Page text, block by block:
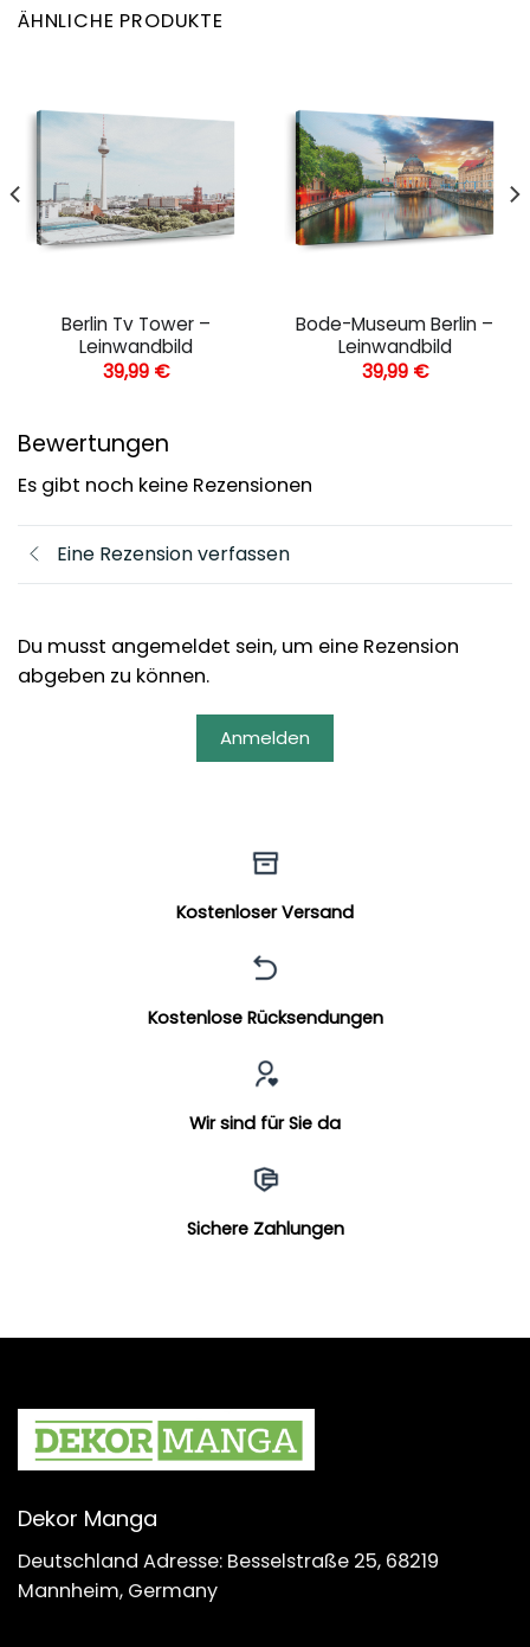
ÄHNLICHE PRODUKTE
Berlin Tv Tower –
Leinwandbild
39,99 €
Bode-Museum Berlin –
Leinwandbild
39,99 €
Bewertungen
Es gibt noch keine Rezensionen
Eine Rezension verfassen
Du musst angemeldet sein, um eine Rezension
abgeben zu können.
Anmelden
Kostenloser Versand
Kostenlose Rücksendungen
Wir sind für Sie da
Sichere Zahlungen
Dekor Manga
Deutschland Adresse: Besselstraße 25, 68219
Mannheim, Germany